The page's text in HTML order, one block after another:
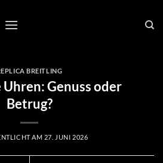
BREITLING
Uhren: Genuss oder
Betrug?
AM 27. JUNI 2026